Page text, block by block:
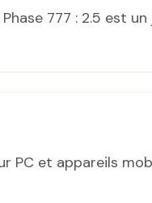
777 : 2.5 est
PC et appareils